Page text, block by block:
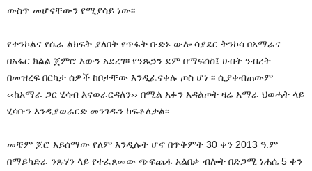
ውስጥ መሆናቸውን የሚያሳይ ነው፡፡
የተንኮልና የሴራ ልክፍት ያለበት የጥፋት ቡድኑ ውሎ ሳያደር ትንኮሳ በአማራና
በአፋር ክልል ጀምሮ እውን አደረገ፡፡ የንጹኃን ደም በማፍሰስ፤ ሀብት ንብረት
በመዝረፍ በርካታ ሰዎች ከቦታቸው እንዲፈናቀሉ ጦስ ሆነ ፡፡ ሲያቀብጠውም
‹‹ከአማራ ጋር ሂሳብ እናወራርዳለን›› በሚል አፉን አዳልጦት ዛሬ አማራ ህወሓት ላይ
ሂሳቡን እንዲያወራርድ መንገዱን ከፍቶለታል፡፡
መቼም ጆሮ አይሰማው የለም እንዲሉት ሆኖ በጥቅምት 30 ቀን 2013 ዓ.ም
በማይካድራ ንጹሃን ላይ የተፈጸመው ጭፍጨፋ አልበቃ ብሎት በድጋሚ ነሐሴ 5 ቀን